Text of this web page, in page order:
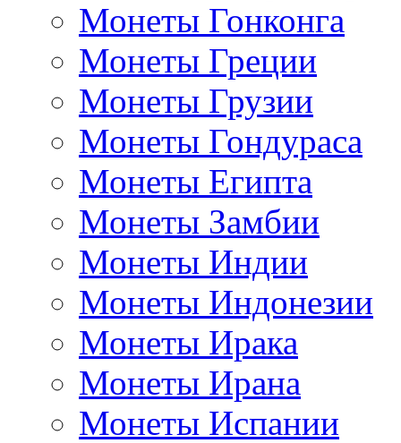
Монеты Гонконга
Монеты Греции
Монеты Грузии
Монеты Гондураса
Монеты Египта
Монеты Замбии
Монеты Индии
Монеты Индонезии
Монеты Ирака
Монеты Ирана
Монеты Испании